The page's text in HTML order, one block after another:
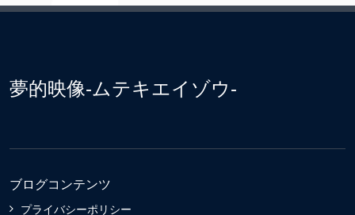
夢的映像-ムテキエイゾウ-
ブログコンテンツ
プライバシーポリシー